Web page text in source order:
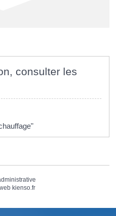
consulter les
kienso.fr